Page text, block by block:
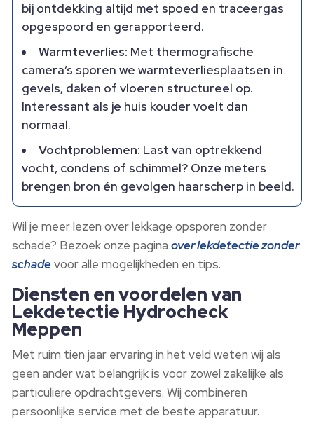
bij ontdekking altijd met spoed en traceergas
opgespoord en gerapporteerd.
Warmteverlies: Met thermografische
camera’s sporen we warmteverliesplaatsen in
gevels, daken of vloeren structureel op.
Interessant als je huis kouder voelt dan
normaal.
Vochtproblemen: Last van optrekkend
vocht, condens of schimmel? Onze meters
brengen bron én gevolgen haarscherp in beeld.
Wil je meer lezen over lekkage opsporen zonder
schade? Bezoek onze paginaover lekdetectie zonder
schade voor alle mogelijkheden en tips.
Diensten en voordelen van
Lekdetectie Hydrocheck
Meppen
Met ruim tien jaar ervaring in het veld weten wij als
geen ander wat belangrijk is voor zowel zakelijke als
particuliere opdrachtgevers. Wij combineren
persoonlijke service met de beste apparatuur.